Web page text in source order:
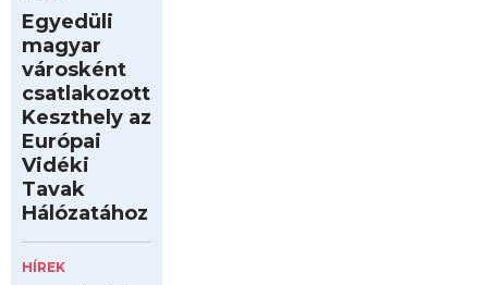
Egyedüli
magyar
városként
csatlakozott
Keszthely az
Európai
Vidéki
Tavak
Hálózatához
HÍREK